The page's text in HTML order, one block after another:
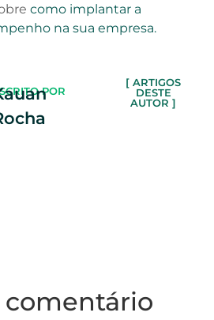
como implantar a
na sua empresa.
POR
[ ARTIGOS
DESTE
AUTOR ]